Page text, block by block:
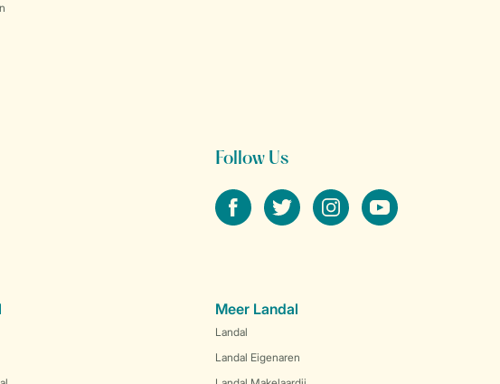
Follow Us
facebooktwitter instagramyoutube
Meer Landal
Landal
Landal Eigenaren